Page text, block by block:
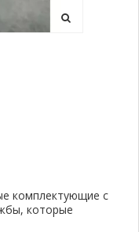
комплектующие с
которые